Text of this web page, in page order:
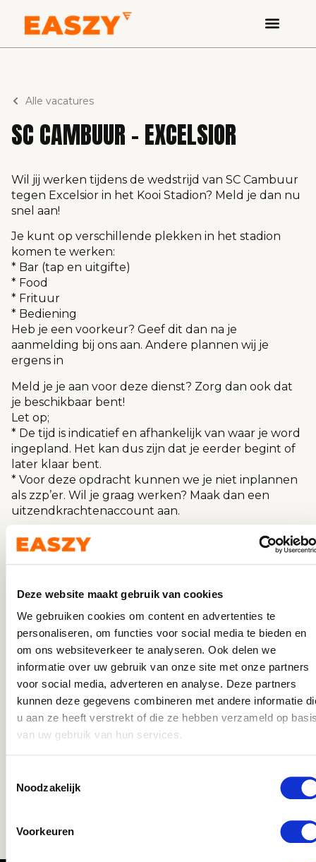
Deze website maakt gebruik van cookies
We gebruiken cookies om content en advertenties te
personaliseren, om functies voor social media te bieden en
om ons websiteverkeer te analyseren. Ook delen we
informatie over uw gebruik van onze site met onze partners
voor social media, adverteren en analyse. Deze partners
kunnen deze gegevens combineren met andere informatie
u aan ze heeft verstrekt of die ze hebben verzameld op
van uw gebruik van hun services.
Noodzakelijk
Voorkeuren
Alle vacatures
SC CAMBUUR – EXCELSIOR
Wil jij werken tijdens de wedstrijd van SC Cambuur
tegen Excelsior in het Kooi Stadion? Meld je dan nu
snel aan!
Je kunt op verschillende plekken in het stadion
komen te werken:
* Bar (tap en uitgifte)
* Food
* Frituur
* Bediening
Heb je een voorkeur? Geef dit dan na je
aanmelding bij ons aan. Andere plannen wij je
ergens in
Meld je je aan voor deze dienst? Zorg dan ook dat
je beschikbaar bent!
Let op;
* De tijd is indicatief en afhankelijk van waar je word
ingepland. Het kan dus zijn dat je eerder begint of
later klaar bent.
* Voor deze opdracht kunnen we je niet inplannen
als zzp’er. Wil je graag werken? Maak dan een
uitzendkrachtenaccount aan.
Kooi Stadion
2026-08-07
Horeca, catering en events
WHATSAPP ONS